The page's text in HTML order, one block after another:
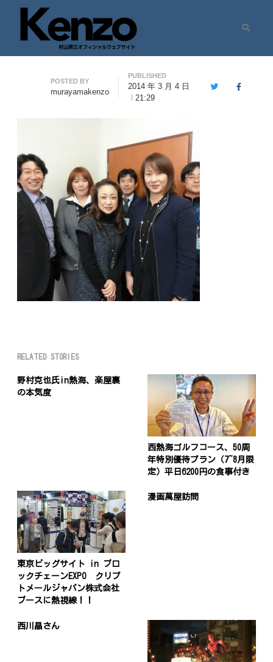
七転八起 – 村山憲三 Official Site
村山憲三ウェブサイト
Author
POSTED BY
murayamakenzo
PUBLISHED
2014 年 3 月 4 日
21:29
TwitterFacebook
RELATED STORIES
野村克也氏in熱海、楽屋裏
の本気度
西熱海ゴルフコース、50周
年特別優待プラン（7~8月限
定）平日6200円の食事付き
東京ビッグサイト in ブロ
ックチェーンEXPO クリプ
トメールジャパン株式会社
ブースに熱視線！！
漫画萬屋訪問
西川晶さん